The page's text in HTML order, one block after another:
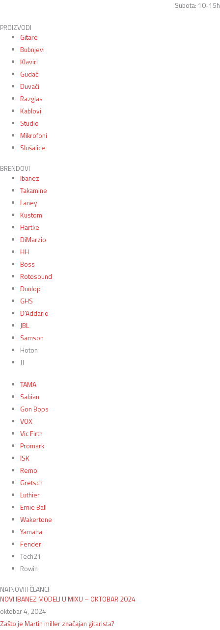
Subota: 10-15h
PROIZVODI
Gitare
Bubnjevi
Klaviri
Gudači
Duvači
Razglas
Kablovi
Studio
Mikrofoni
Slušalice
BRENDOVI
Ibanez
Takamine
Laney
Kustom
Hartke
DiMarzio
HH
Boss
Rotosound
Dunlop
GHS
D’Addario
JBL
Samson
Hoton
JJ
TAMA
Sabian
Gon Bops
VOX
Vic Firth
Promark
ISK
Remo
Gretsch
Luthier
Ernie Ball
Wakertone
Yamaha
Fender
Tech21
Rowin
NAJNOVIJI ČLANCI
NOVI IBANEZ MODELI U MIXU – OKTOBAR 2024
oktobar 4, 2024
Zašto je Martin miller značajan gitarista?